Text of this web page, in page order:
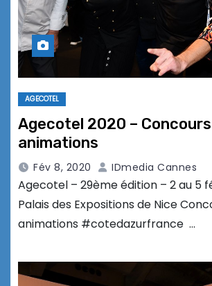
AGECOTEL
Agecotel 2020 –
animations
Fév 8, 2020 IDmedia Cannes
Agecotel – 29ème édition – 2 au 5
Palais des Expositions de Nice
animations #cotedazurfrance …